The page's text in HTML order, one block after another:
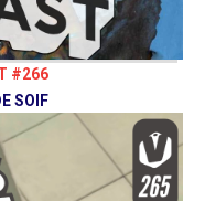
#266
SOIF